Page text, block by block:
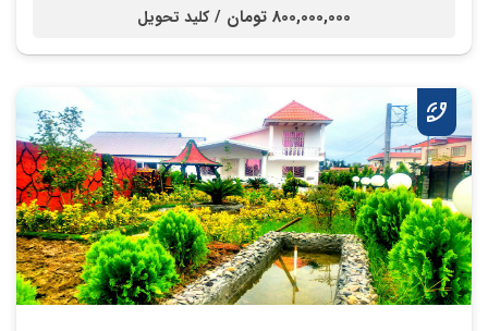
800,000,000 تومان / کلید تحویل